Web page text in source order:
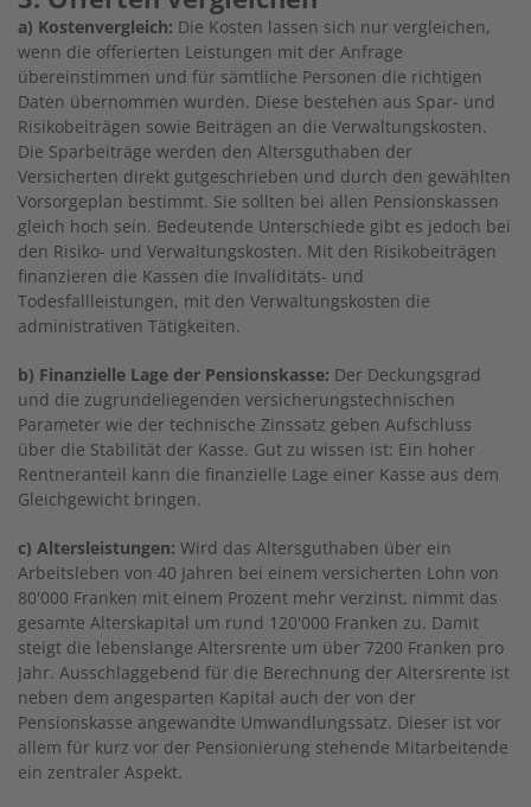
a) Kostenvergleich: Die Kosten lassen sich nur vergleichen,
wenn die offerierten Leistungen mit der Anfrage
übereinstimmen und für sämtliche Personen die richtigen
Daten übernommen wurden. Diese bestehen aus Spar- und
Risikobeiträgen sowie Beiträgen an die Verwaltungskosten.
Die Sparbeiträge werden den Altersguthaben der
Versicherten direkt gutgeschrieben und durch den gewählten
Vorsorgeplan bestimmt. Sie sollten bei allen Pensionskassen
gleich hoch sein. Bedeutende Unterschiede gibt es jedoch bei
den Risiko- und Verwaltungskosten. Mit den Risikobeiträgen
finanzieren die Kassen die Invaliditäts- und
Todesfallleistungen, mit den Verwaltungskosten die
administrativen Tätigkeiten.
b) Finanzielle Lage der Pensionskasse: Der Deckungsgrad
und die zugrundeliegenden versicherungstechnischen
Parameter wie der technische Zinssatz geben Aufschluss
über die ­Stabilität der Kasse. Gut zu wissen ist: Ein hoher
Rentneranteil kann die finanzielle Lage einer Kasse aus dem
Gleichgewicht bringen.
c) Altersleistungen: Wird das Altersguthaben über ein
Arbeitsleben von 40 Jahren bei einem versicherten Lohn von
80'000 Franken mit einem Prozent mehr verzinst, nimmt das
gesamte Alterskapital um rund 120'000 Franken zu. Damit
steigt die lebenslange Altersrente um über 7200 Franken pro
Jahr. Ausschlaggebend für die Berechnung der Altersrente ist
neben dem angesparten Kapital auch der von der
Pensionskasse angewandte Umwandlungssatz. Dieser ist vor
allem für kurz vor der Pensionierung stehende Mitarbeitende
ein zentraler Aspekt.